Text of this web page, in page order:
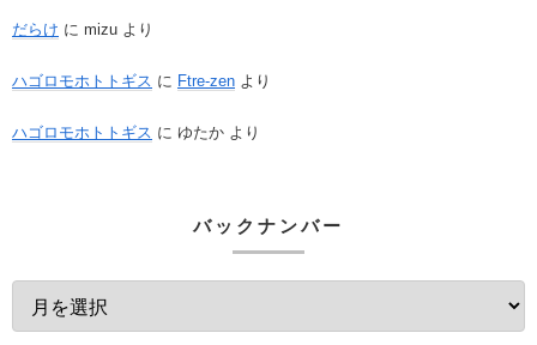
だらけ に mizu より
ハゴロモホトトギス に Ftre-zen より
ハゴロモホトトギス に ゆたか より
バックナンバー